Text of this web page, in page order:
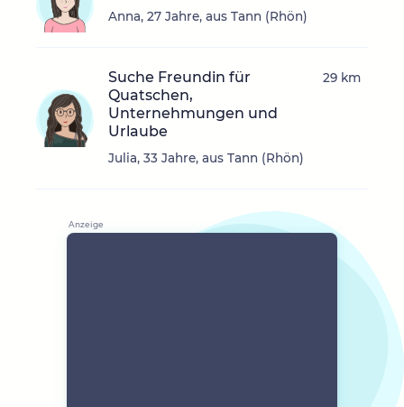
Anna, 27 Jahre, aus Tann (Rhön)
Suche Freundin für
Quatschen,
Unternehmungen und
Urlaube
Julia, 33 Jahre, aus Tann (Rhön)
29 km